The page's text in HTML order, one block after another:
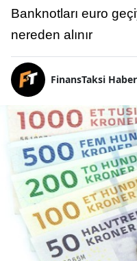
Banknotları euro
nereden alınır
FinansTaksi